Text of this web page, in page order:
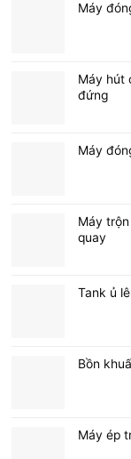
Máy
Máy hút
đứng
Máy
Máy
quay
Tank ủ
Bồn
Máy ép